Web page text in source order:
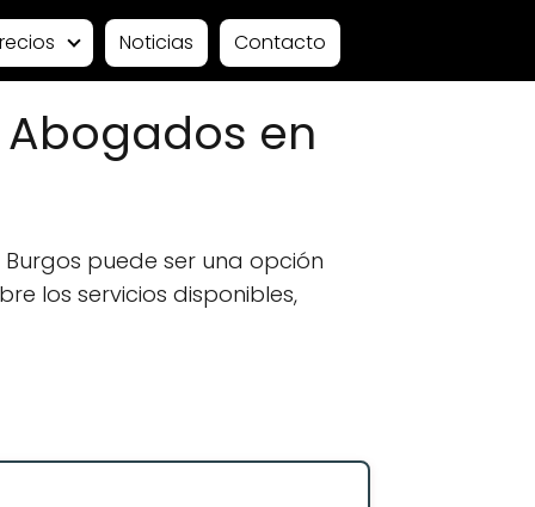
Noticias Contacto
en
puede ser una opción
los servicios disponibles,